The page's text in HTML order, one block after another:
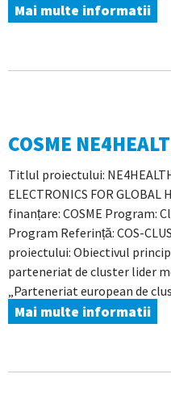
Mai multe informatii
COSME
Titlul proiectului:
ELECTRONICS FOR GLOBAL
finanțare: COSME Program:
Program Referință: COS-
proiectului: Obiectivul
parteneriat de cluster lider
„Parteneriat european de
Mai multe informatii